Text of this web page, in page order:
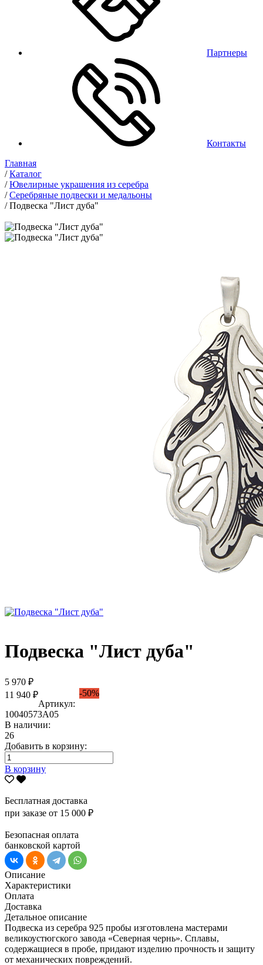
Партнеры
Контакты
Главная
/Каталог
/Ювелирные украшения из серебра
/Серебряные подвески и медальоны
/Подвеска "Лист дуба"
Подвеска "Лист дуба"
5 970 ₽
11 940 ₽
-50%
Артикул:
10040573А05
В наличии:
26
Добавить в корзину:
В корзину
Бесплатная доставка
при заказе от 15 000 ₽
Безопасная оплата
банковской картой
Описание
Характеристики
Оплата
Доставка
Детальное описание
Подвеска из серебра 925 пробы изготовлена мастерами
великоустюгского завода «Северная чернь». Сплавы,
содержащиеся в пробе, придают изделию прочность и защиту
от механических повреждений.